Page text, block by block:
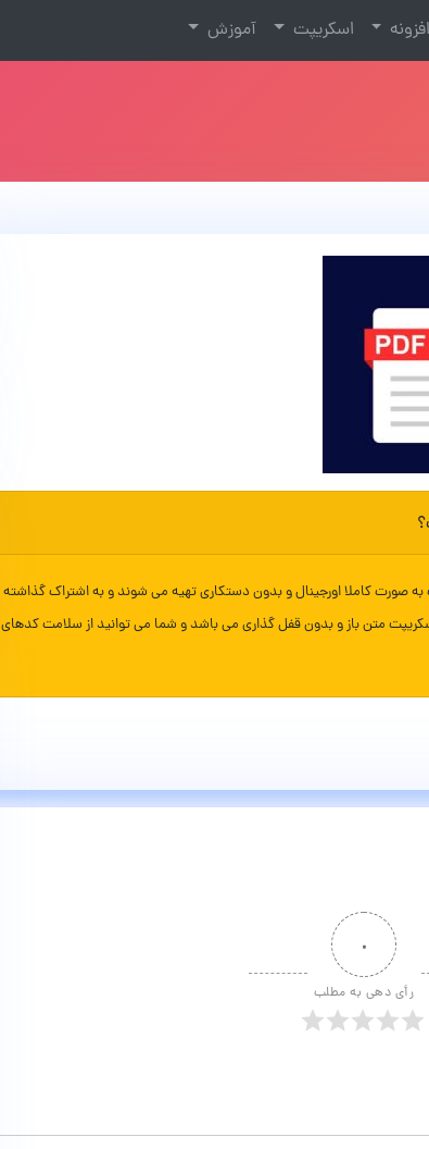
افزونه اسکریپت آموزش
صورت کاملا اورجینال و بدون دستکاری تهیه می شوند و به اشتراک گذاشته
متن باز و بدون قفل گذاری می باشد و شما می توانید از سلامت کدهای
۰
رأی دهی به مطلب